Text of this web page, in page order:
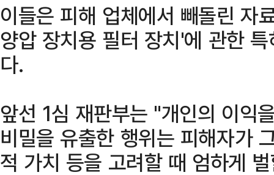
이들은 피해 업체에서 빼돌린 자
양압 장치용 필터 장치'에 관한
다.
앞선 1심 재판부는 "개인의 이익
비밀을 유출한 행위는 피해자가
적 가치 등을 고려할 때 엄하게